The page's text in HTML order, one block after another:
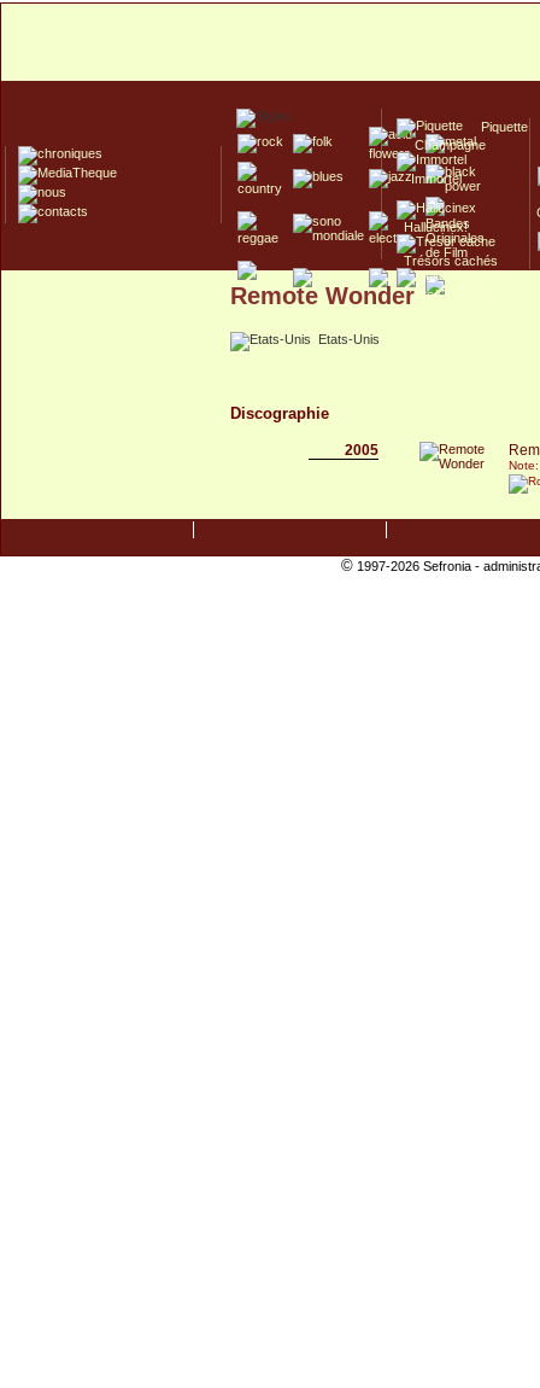
Piquette
Champagne
Immortel
Hallucinex!
Trésors cachés
Culte/Collector
Remote Wonder
Etats-Unis
Discographie
2005
©1997-2026 Sefronia -